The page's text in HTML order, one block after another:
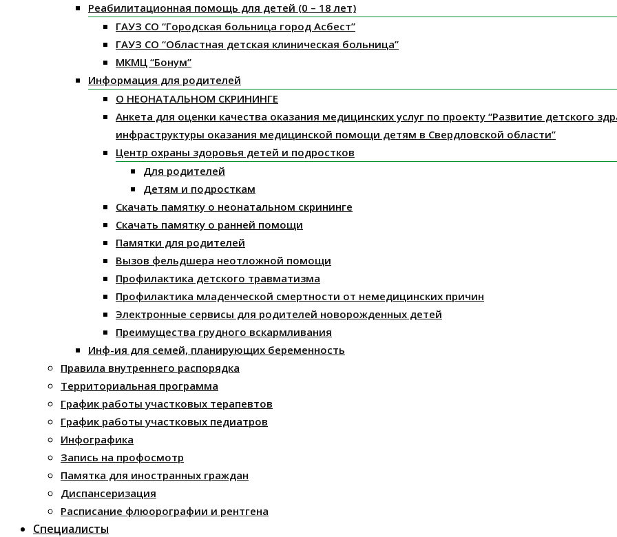
Реабилитационная помощь для детей (0 – 18 лет)
ГАУЗ СО “Городская больница город Асбест”
ГАУЗ СО “Областная детская клиническая больница”
МКМЦ “Бонум”
Информация для родителей
О НЕОНАТАЛЬНОМ СКРИНИНГЕ
Анкета для оценки качества оказания медицинских услуг по проекту “Развитие детского
инфраструктуры оказания медицинской помощи детям в Свердловской области”
Центр охраны здоровья детей и подростков
Для родителей
Детям и подросткам
Скачать памятку о неонатальном скрининге
Скачать памятку о ранней помощи
Памятки для родителей
Вызов фельдшера неотложной помощи
Профилактика детского травматизма
Профилактика младенческой смертности от немедицинских причин
Электронные сервисы для родителей новорожденных детей
Преимущества грудного вскармливания
Инф-ия для семей, планирующих беременность
Правила внутреннего распорядка
Территориальная программа
График работы участковых терапевтов
График работы участковых педиатров
Инфографика
Запись на профосмотр
Памятка для иностранных граждан
Диспансеризация
Расписание флюорографии и рентгена
Специалисты